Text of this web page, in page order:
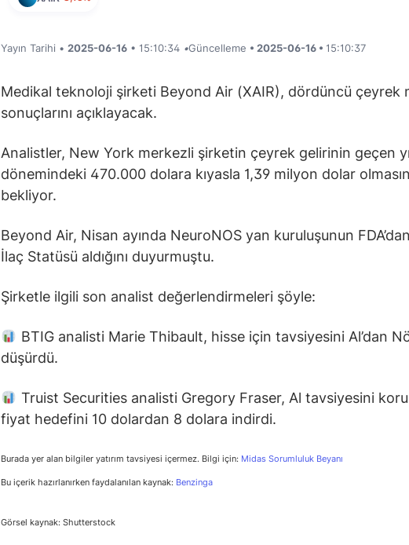
Yayın Tarihi • 2025-06-16 • 15:10:34 •Güncelleme • 2025-06-16 • 15:10:37
Medikal teknoloji şirketi Beyond Air (XAIR), dördüncü çeyrek
sonuçlarını açıklayacak.
Analistler, New York merkezli şirketin çeyrek gelirinin geçen
dönemindeki 470.000 dolara kıyasla 1,39 milyon dolar
bekliyor.
Beyond Air, Nisan ayında NeuroNOS yan kuruluşunun
İlaç Statüsü aldığını duyurmuştu.
Şirketle ilgili son analist değerlendirmeleri şöyle:
BTIG analisti Marie Thibault, hisse için tavsiyesini Al’dan
düşürdü.
Truist Securities analisti Gregory Fraser, Al tavsiyesini
fiyat hedefini 10 dolardan 8 dolara indirdi.
Burada yer alan bilgiler yatırım tavsiyesi içermez. Bilgi için: Midas Sorumluluk Beyanı
Bu içerik hazırlanırken faydalanılan kaynak: Benzinga
Görsel kaynak: Shutterstock